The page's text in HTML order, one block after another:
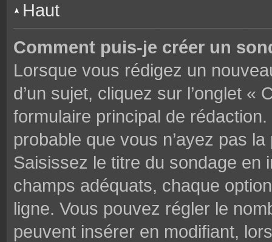
Haut
Comment puis-je créer un
Lorsque vous rédigez un
d’un sujet, cliquez sur l’onglet
formulaire principal de
probable que vous n’ayez pas
Saisissez le titre du sondage en
champs adéquats, chaque
ligne. Vous pouvez régler le
peuvent insérer en modifiant,